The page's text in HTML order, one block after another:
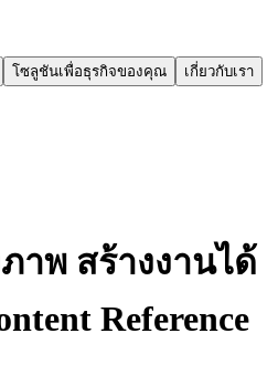
โซลูชันเพื่อธุรกิจของคุณ
เกี่ยวกับเรา
าพ สร้างงานได้
Reference